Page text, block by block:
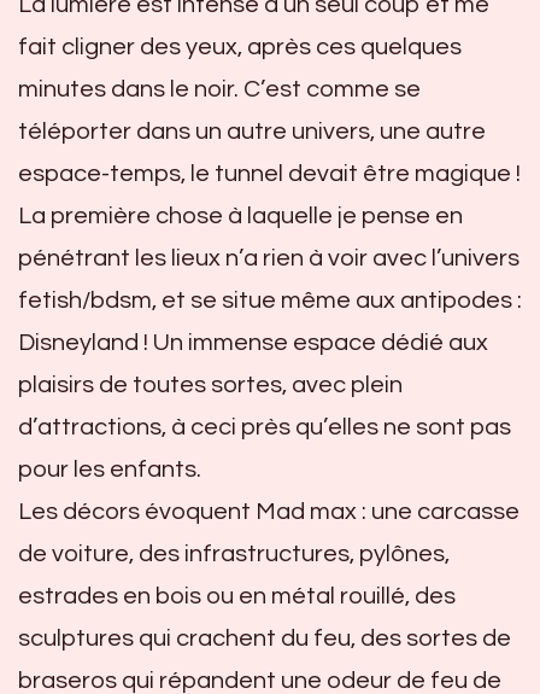
fait cligner des yeux, après ces quelques
minutes dans le noir. C’est comme se
téléporter dans un autre univers, une autre
espace-temps, le tunnel devait être magique !
La première chose à laquelle je pense en
pénétrant les lieux n’a rien à voir avec l’univers
fetish/bdsm, et se situe même aux antipodes :
Disneyland ! Un immense espace dédié aux
plaisirs de toutes sortes, avec plein
d’attractions, à ceci près qu’elles ne sont pas
pour les enfants.
Les décors évoquent Mad max : une carcasse
de voiture, des infrastructures, pylônes,
estrades en bois ou en métal rouillé, des
sculptures qui crachent du feu, des sortes de
braseros qui répandent une odeur de feu de